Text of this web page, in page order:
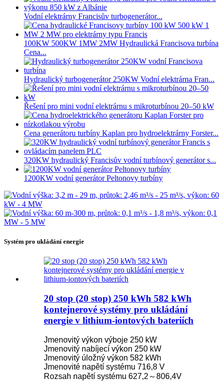
Vodní elektrárny Francisův turbogenerátor...
100KW 500KW 1MW 2MW Hydraulická Francisova turbína
Cena...
Hydraulický turbogenerátor 250KW Vodní elektrárna Fran...
Řešení pro mini vodní elektrárnu s mikroturbínou 20–50 kW
Cena generátoru turbíny Kaplan pro hydroelektrárny Forster...
320KW hydraulický Francisův vodní turbínový generátor s...
1200KW vodní generátor Peltonovy turbíny
Systém pro ukládání energie
20 stop (20 stop) 250 kWh 582 kWh
kontejnerové systémy pro ukládání
energie v lithium-iontových bateriích
Jmenovitý výkon výboje 250 kW
Jmenovitý nabíjecí výkon 250 kW
Jmenovitý úložný výkon 582 kWh
Jmenovité napětí systému 716,8 V
Rozsah napětí systému 627,2～806,4V